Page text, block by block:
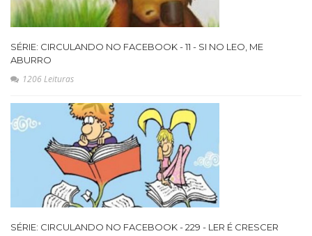
SÉRIE: CIRCULANDO NO FACEBOOK - 11 - SI NO LEO, ME
ABURRO
1206 Leituras
SÉRIE: CIRCULANDO NO FACEBOOK - 229 - LER É CRESCER